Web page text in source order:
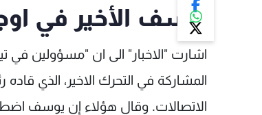
يوسف الأخير في
اشارت "الاخبار" الى ان "مسؤولين في
المشاركة في التحرك الاخير، الذي
الاتصالات. وقال هؤلاء إن يوسف